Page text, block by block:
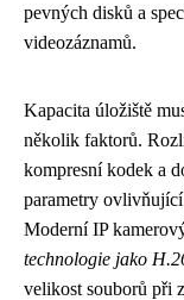
pevných disků a
videozáznamů.
Kapacita úložiště
několik faktorů.
kompresní kodek a
parametry
Moderní IP
technologie jako
velikost souborů při